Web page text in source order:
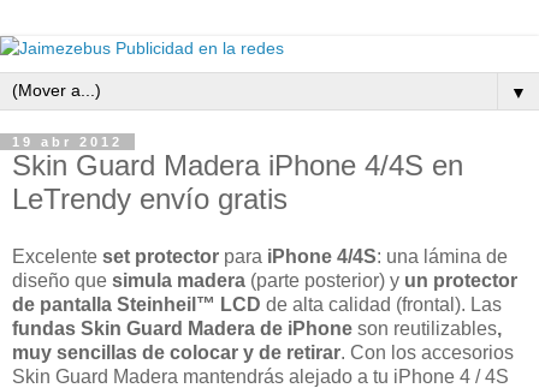
▼
19 abr 2012
Skin Guard Madera iPhone 4/4S en
LeTrendy envío gratis
Excelente set protector para iPhone 4/4S: una lámina de
diseño que simula madera (parte posterior) y un protector
de pantalla Steinheil™ LCD de alta calidad (frontal). Las
fundas Skin Guard Madera de iPhone son reutilizables,
muy sencillas de colocar y de retirar. Con los accesorios
Skin Guard Madera mantendrás alejado a tu iPhone 4 / 4S